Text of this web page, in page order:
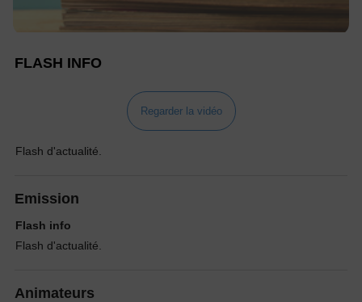
FLASH INFO
Regarder la vidéo
Flash d'actualité.
Emission
Flash info
Flash d'actualité.
Animateurs